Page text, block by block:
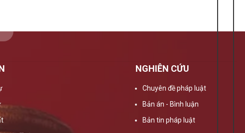
NGHIÊN CỨU
Chuyên đề pháp luật
Bản án - Bình luận
Bản tin pháp luật